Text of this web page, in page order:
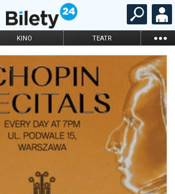
KINO TEATR ...
OPERA I BALET
ONLINE KARNETY